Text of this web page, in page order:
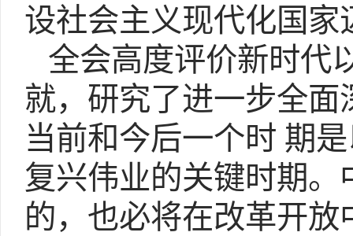
设社会主义现代化国
全会高度评价新时代
就，研究了进一步全
当前和今后一个时 期
复兴伟业的关键时期
的，也必将在改革开